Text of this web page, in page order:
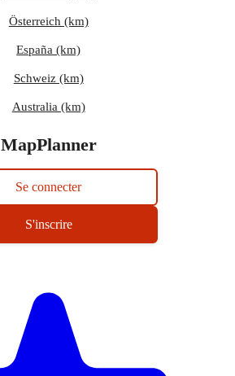
Österreich (km)
España (km)
Schweiz (km)
Australia (km)
MapPlanner
Se connecter
S'inscrire